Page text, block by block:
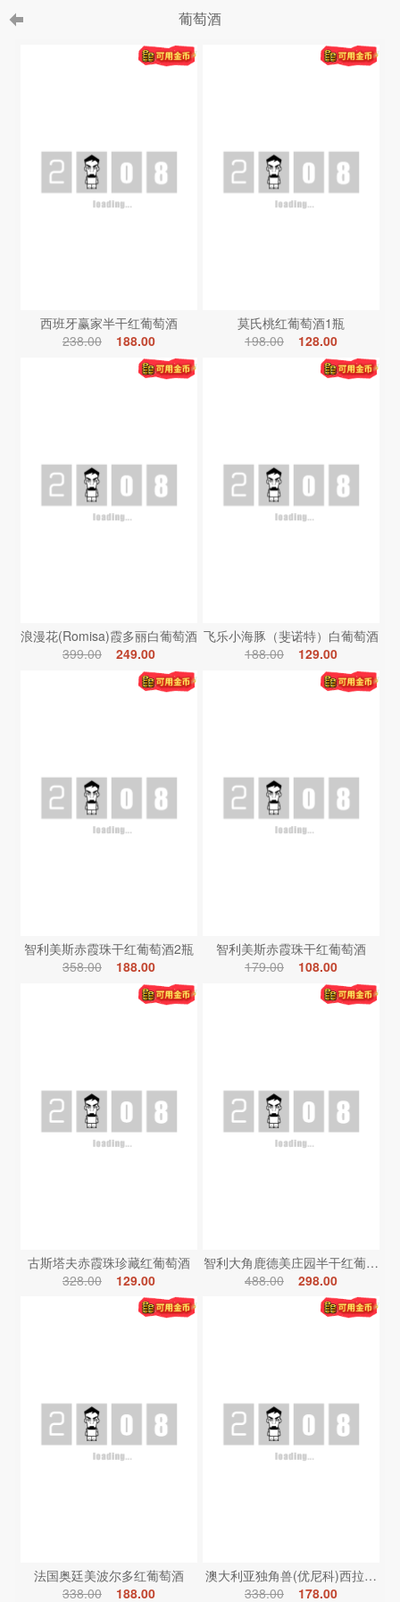
葡萄酒
西班牙赢家半干红葡萄酒
238.00
188.00
莫氏桃红葡萄酒1瓶
198.00
128.00
浪漫花(Romisa)霞多丽白葡萄酒
399.00
249.00
飞乐小海豚（斐诺特）白葡萄酒
188.00
129.00
智利美斯赤霞珠干红葡萄酒2瓶
358.00
188.00
智利美斯赤霞珠干红葡萄酒
179.00
108.00
古斯塔夫赤霞珠珍藏红葡萄酒
328.00
129.00
智利大角鹿德美庄园半干红葡萄酒
488.00
298.00
法国奥廷美波尔多红葡萄酒
338.00
188.00
澳大利亚独角兽(优尼科)西拉红葡
338.00
178.00